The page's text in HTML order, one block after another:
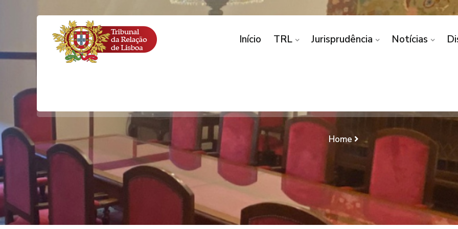
Início TRL Jurisprudência Notícias
ESCUSA/ AMIZADE JUÍZA COM
REGULAÇÃO DAS RESPONSABILIDADES
DA MESMA CAUSA
Home
ESCUSA/ AMIZADE JUÍZA COM REQUERENTE/ ALTERAÇÃO DA REGULAÇÃO DAS
CAUSA